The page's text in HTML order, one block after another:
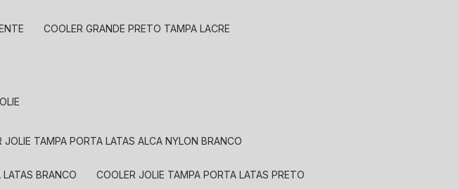
COOLER GRANDE PRETO TAMPA LACRE
JOLIE TAMPA PORTA LATAS ALCA NYLON BRANCO
LATAS BRANCO COOLER JOLIE TAMPA PORTA LATAS PRETO